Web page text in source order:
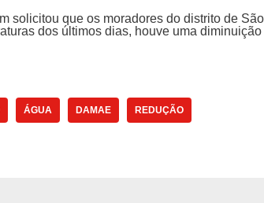
solicitou que os moradores do distrito de
dos últimos dias, houve uma
ÁGUA DAMAE REDUÇÃO